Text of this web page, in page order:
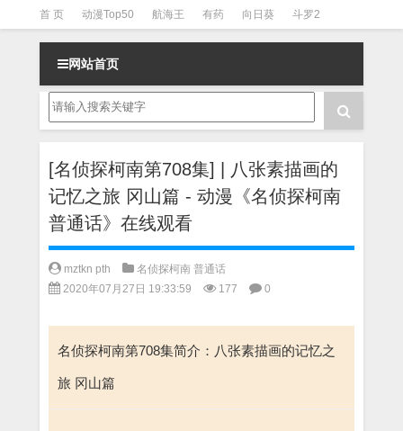
首 页 动漫Top50 航海王 有药 向日葵 斗罗2
斗罗3 火影 一拳超人 柯南 阴阳师 节目清单
网站首页
[名侦探柯南第708集] | 八张素描画的
记忆之旅 冈山篇 - 动漫《名侦探柯南
普通话》在线观看
mztkn pth
名侦探柯南 普通话
2020年07月27日 19:33:59
177 0
名侦探柯南第708集简介：八张素描画的记忆之
旅 冈山篇